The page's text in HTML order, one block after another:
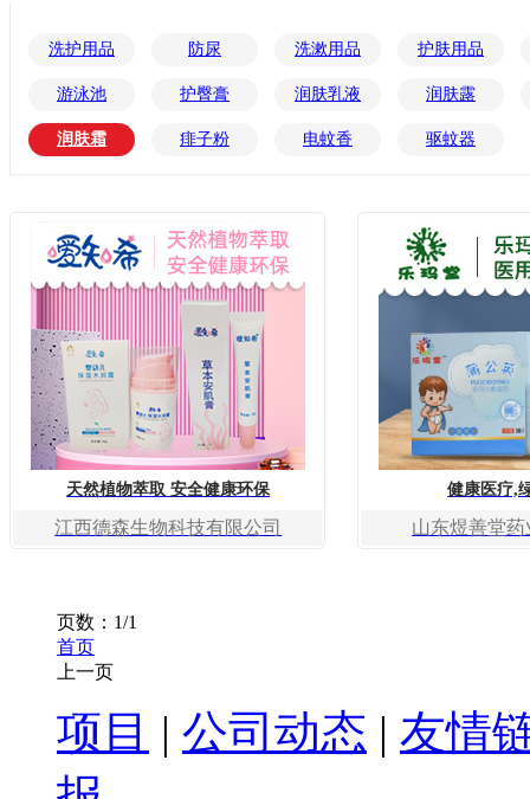
洗护用品 防尿 洗漱用品 护肤用品
游泳池 护臀膏 润肤乳液 润肤露
润肤霜 痱子粉 电蚊香 驱蚊器
天然植物萃取 安全健康环保
江西德森生物科技有限公司
健康医疗,
山东煜善堂
页数：1/1
首页
上一页
转到
项目 | 公司动态 | 友情